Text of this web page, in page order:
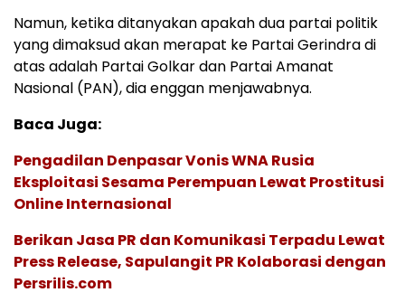
Namun, ketika ditanyakan apakah dua partai politik
yang dimaksud akan merapat ke Partai Gerindra di
atas adalah Partai Golkar dan Partai Amanat
Nasional (PAN), dia enggan menjawabnya.
Baca Juga:
Pengadilan Denpasar Vonis WNA Rusia
Eksploitasi Sesama Perempuan Lewat Prostitusi
Online Internasional
Berikan Jasa PR dan Komunikasi Terpadu Lewat
Press Release, Sapulangit PR Kolaborasi dengan
Persrilis.com